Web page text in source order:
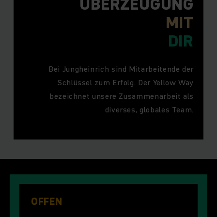
MIT
DIR
Bei Jungheinrich sind Mitarbeitende der
Schlüssel zum Erfolg. Der Yellow Way
bezeichnet unsere Zusammenarbeit als
diverses, globales Team.
OFFEN